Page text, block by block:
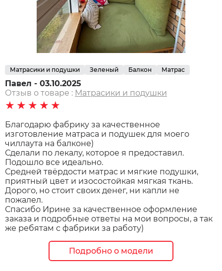
Матрасики и подушки Зеленый Балкон Матрас
Павел - 03.10.2025
Отзыв о товаре : Матрасики и подушки
★★★★★
Благодарю фабрику за качественное
изготовление матраса и подушек для моего
чиллаута на балконе)
Сделали по лекалу, которое я предоставил.
Подошло все идеально.
Средней твёрдости матрас и мягкие подушки,
приятный цвет и изосостойкая мягкая ткань.
Дорого, но стоит своих денег, ни капли не
пожалел.
Спасибо Ирине за качественное оформление
заказа и подробные ответы на мои вопросы, а так
же ребятам с фабрики за работу)
Подробно о модели